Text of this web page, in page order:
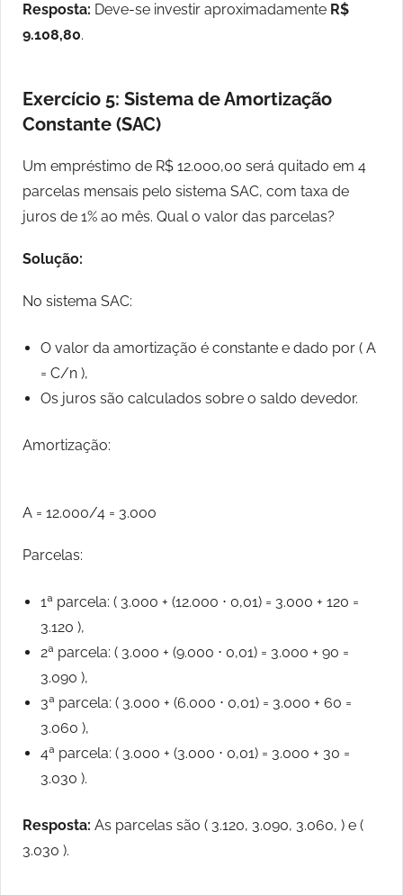
Resposta: Deve-se investir aproximadamente R$
9.108,80.
Exercício 5: Sistema de Amortização
Constante (SAC)
Um empréstimo de R$ 12.000,00 será quitado em 4
parcelas mensais pelo sistema SAC, com taxa de
juros de 1% ao mês. Qual o valor das parcelas?
Solução:
No sistema SAC:
O valor da amortização é constante e dado por ( A
= C/n ),
Os juros são calculados sobre o saldo devedor.
Amortização:
A = 12.000/4 = 3.000
Parcelas:
1ª parcela: ( 3.000 + (12.000 ⋅ 0,01) = 3.000 + 120 =
3.120 ),
2ª parcela: ( 3.000 + (9.000 ⋅ 0,01) = 3.000 + 90 =
3.090 ),
3ª parcela: ( 3.000 + (6.000 ⋅ 0,01) = 3.000 + 60 =
3.060 ),
4ª parcela: ( 3.000 + (3.000 ⋅ 0,01) = 3.000 + 30 =
3.030 ).
Resposta: As parcelas são ( 3.120, 3.090, 3.060, ) e (
3.030 ).